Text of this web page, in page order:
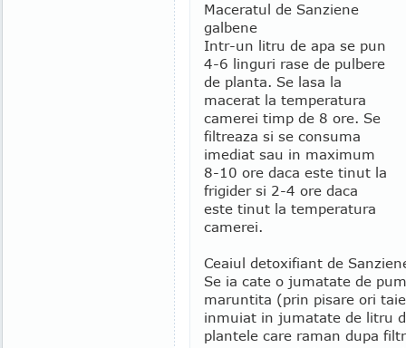
Maceratul de Sanziene
galbene
Intr-un litru de apa se pun
4-6 linguri rase de pulbere
de planta. Se lasa la
macerat la temperatura
camerei timp de 8 ore. Se
filtreaza si se consuma
imediat sau in maximum
8-10 ore daca este tinut la
frigider si 2-4 ore daca
este tinut la temperatura
camerei.
Ceaiul detoxifiant de
Se ia cate o jumatate de
maruntita (prin pisare ori
inmuiat in jumatate de litru
plantele care raman dupa